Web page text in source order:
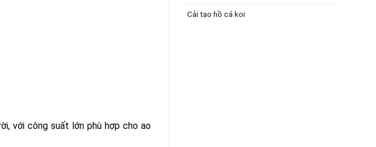
với công suất lớn phù hợp cho ao
Cải tạo hồ cá koi